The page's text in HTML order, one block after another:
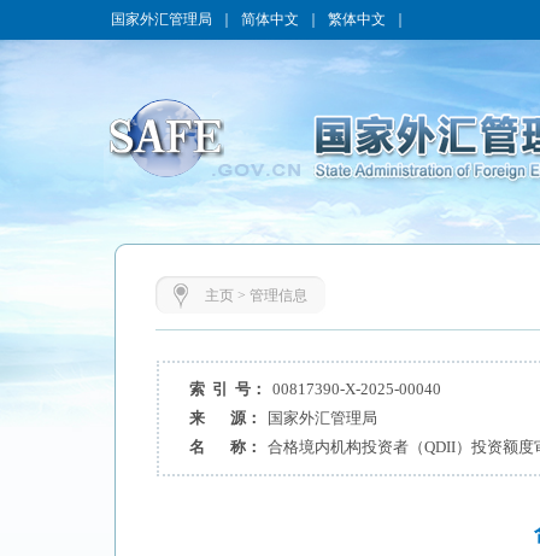
国家外汇管理局 简体中文 繁体中文
主页> 管理信息
索 引 号：
00817390-X-2025-00040
来 源：
国家外汇管理局
名 称：
合格境内机构投资者（QDII）投资额度